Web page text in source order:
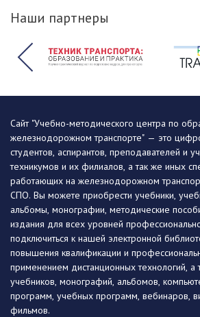
Наши партнеры
Сайт "Учебно-методического центра по
железнодорожном транспорте" — это
студентов, аспирантов, преподавателей и
техникумов и их филиалов, а так же иных
работающих на железнодорожном
СПО. Вы можете приобрести учебники,
альбомы, монографии, методические
издания для всех уровней
подключиться к нашей электронной
повышения квалификации и
применением дистанционных технологий, а
учебников, монографий, альбомов,
программ, учебных программ, вебинаров,
фильмов.